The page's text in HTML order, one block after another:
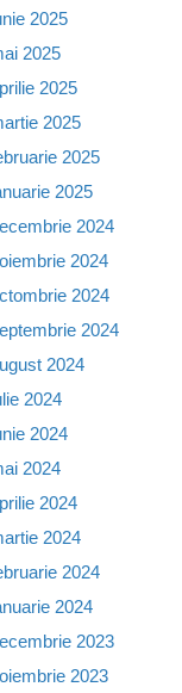
2025
2025
2025
2025
2025
2025
2024
2024
2024
2024
2024
2024
2024
2024
2024
2024
2024
2024
2023
2023